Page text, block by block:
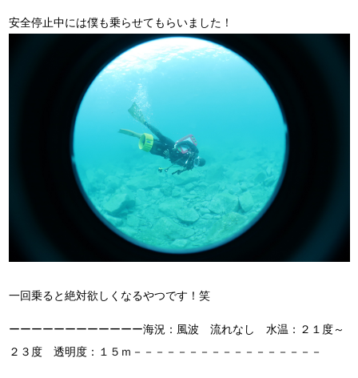
安全停止中には僕も乗らせてもらいました！
一回乗ると絶対欲しくなるやつです！笑
ーーーーーーーーーーーー海況：風波 流れなし 水温：２１度～
２３度 透明度：１５ｍ－－－－－－－－－－－－－－－－－